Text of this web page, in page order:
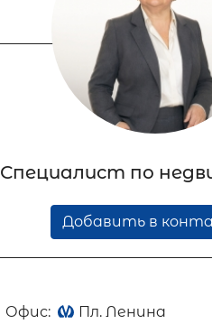
Специалист по
Добавить в
Офис:
Пл. Ленина